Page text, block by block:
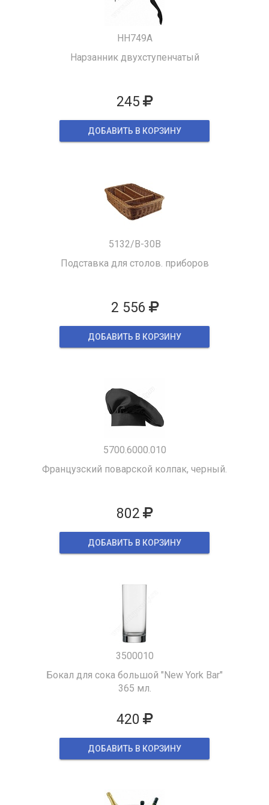
HH749A
Нарзанник двухступенчатый
245
ДОБАВИТЬ В КОРЗИНУ
5132/B-30B
Подставка для столов. приборов
2 556
ДОБАВИТЬ В КОРЗИНУ
5700.6000.010
Французский поварской колпак, черный.
802
ДОБАВИТЬ В КОРЗИНУ
3500010
Бокал для сока большой "New York Bar"
365 мл.
420
ДОБАВИТЬ В КОРЗИНУ